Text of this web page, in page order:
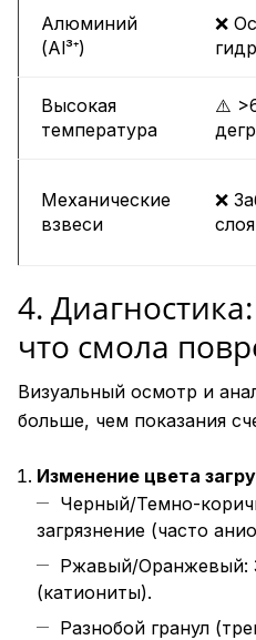
Алюминий
(Al³⁺)
❌
Высокая
температура
⚠️
Механические
взвеси
❌
слоя
4.
что смола
Визуальный осмотр и
больше, чем показания
Изменение цвета
Черный/Темно-
загрязнение (часто
Ржавый/Оранжевый:
(катиониты).
Разнобой гранул